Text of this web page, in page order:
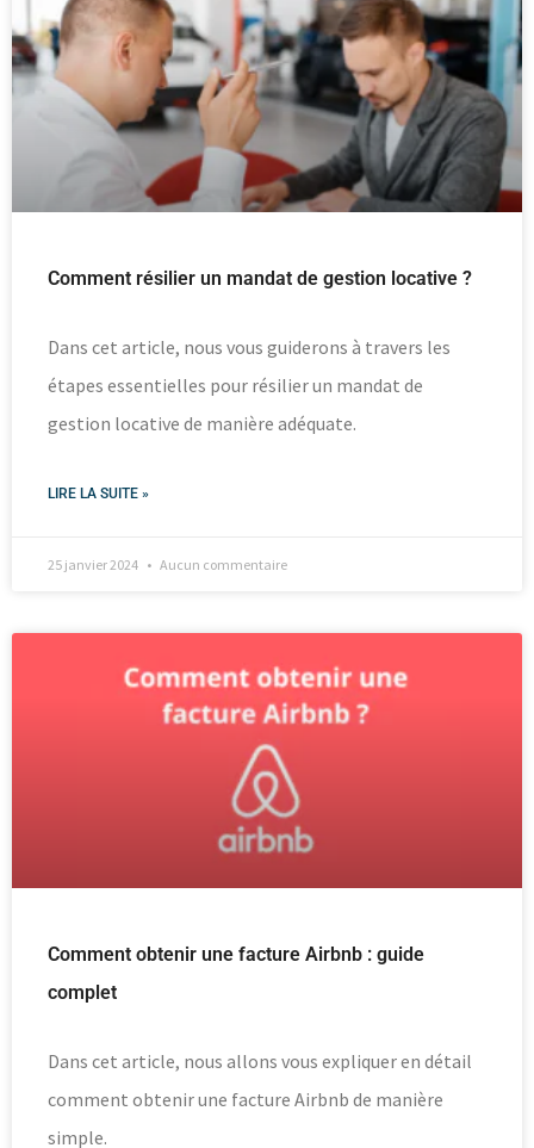
Comment résilier un mandat de gestion locative ?
Dans cet article, nous vous guiderons à travers les
étapes essentielles pour résilier un mandat de
gestion locative de manière adéquate.
LIRE LA SUITE »
25 janvier 2024 Aucun commentaire
Comment obtenir une facture Airbnb : guide
complet
Dans cet article, nous allons vous expliquer en détail
comment obtenir une facture Airbnb de manière
simple.